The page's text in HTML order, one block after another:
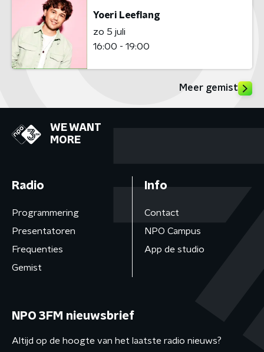
Yoeri Leeflang
zo 5 juli
16:00 - 19:00
Meer gemist
WE WANT
MORE
Radio
Programmering
Presentatoren
Frequenties
Gemist
Info
Contact
NPO Campus
App de studio
NPO 3FM nieuwsbrief
Altijd op de hoogte van het laatste radio nieuws?